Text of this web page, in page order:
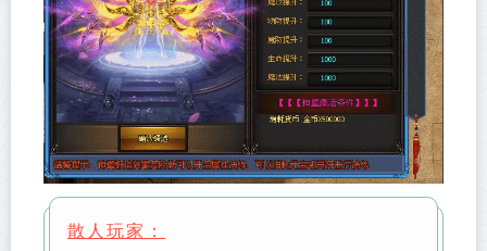
散人玩家：